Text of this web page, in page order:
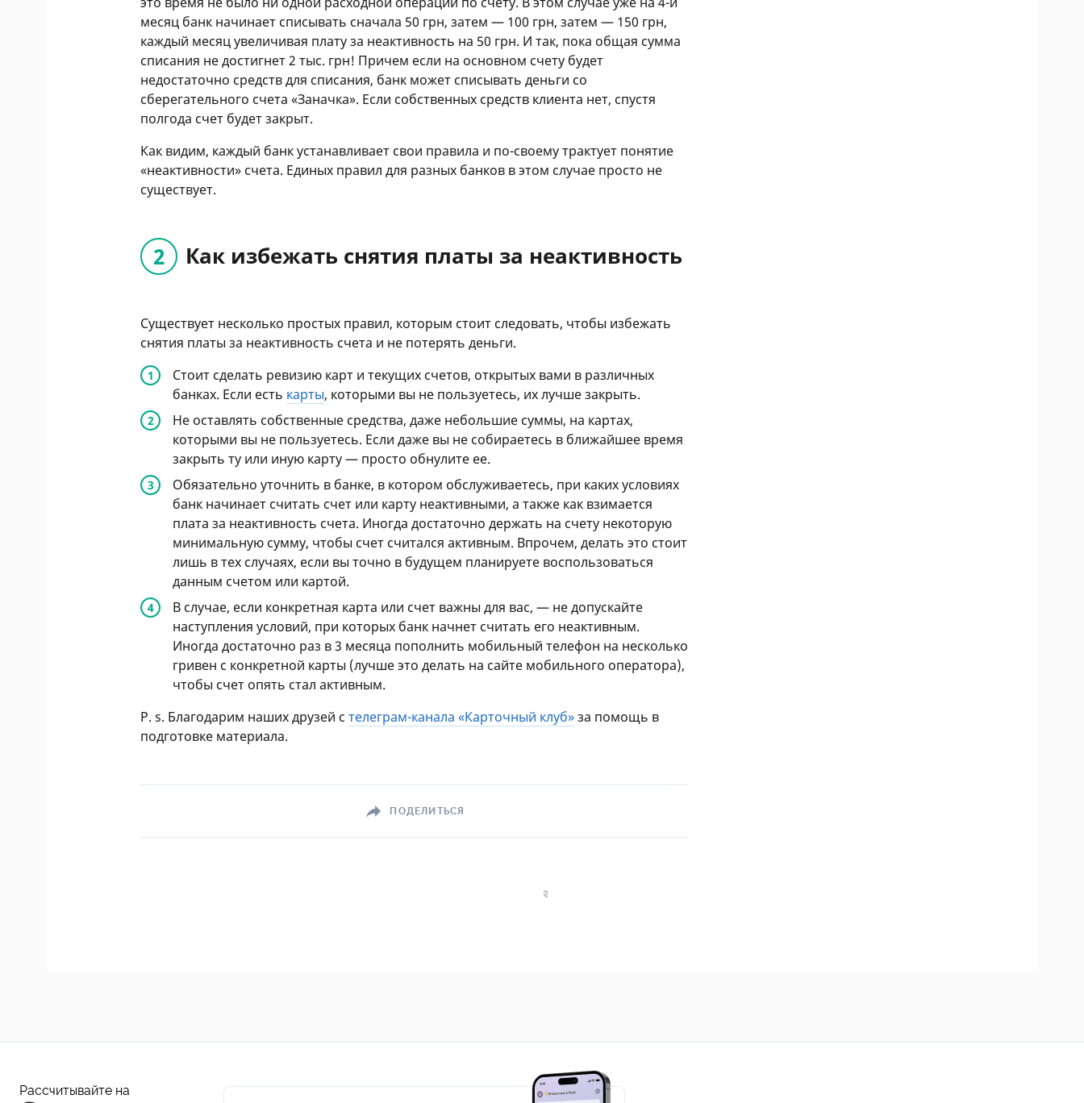
месяц банк начинает списывать сначала 50 грн, затем — 100 грн, затем — 150 грн,
каждый месяц увеличивая плату за неактивность на 50 грн. И так, пока общая сумма
списания не достигнет 2 тыс. грн! Причем если на основном счету будет
недостаточно средств для списания, банк может списывать деньги со
сберегательного счета «Заначка». Если собственных средств клиента нет, спустя
полгода счет будет закрыт.
Как видим, каждый банк устанавливает свои правила и по-своему трактует понятие
«неактивности» счета. Единых правил для разных банков в этом случае просто не
существует.
Как избежать снятия платы за неактивность
Существует несколько простых правил, которым стоит следовать, чтобы избежать
снятия платы за неактивность счета и не потерять деньги.
Стоит сделать ревизию карт и текущих счетов, открытых вами в различных
банках. Если есть карты, которыми вы не пользуетесь, их лучше закрыть.
Не оставлять собственные средства, даже небольшие суммы, на картах,
которыми вы не пользуетесь. Если даже вы не собираетесь в ближайшее время
закрыть ту или иную карту — просто обнулите ее.
Обязательно уточнить в банке, в котором обслуживаетесь, при каких условиях
банк начинает считать счет или карту неактивными, а также как взимается
плата за неактивность счета. Иногда достаточно держать на счету некоторую
минимальную сумму, чтобы счет считался активным. Впрочем, делать это стоит
лишь в тех случаях, если вы точно в будущем планируете воспользоваться
данным счетом или картой.
В случае, если конкретная карта или счет важны для вас, — не допускайте
наступления условий, при которых банк начнет считать его неактивным.
Иногда достаточно раз в 3 месяца пополнить мобильный телефон на несколько
гривен с конкретной карты (лучше это делать на сайте мобильного оператора),
чтобы счет опять стал активным.
P. s. Благодарим наших друзей стелеграм-канала «Карточный клуб»за помощь в
подготовке материала.
ПОДЕЛИТЬСЯ
Рассчитывайте на